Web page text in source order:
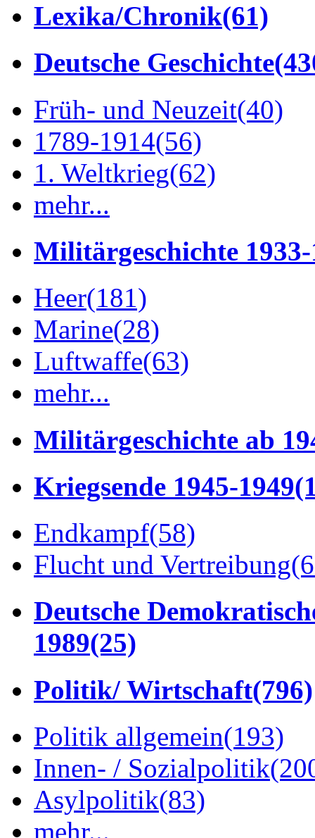
Lexika/Chronik(61)
Deutsche Geschichte
Früh- und Neuzeit(40)
1789-1914(56)
1. Weltkrieg(62)
mehr...
Militärgeschichte 1933-
Heer(181)
Marine(28)
Luftwaffe(63)
mehr...
Militärgeschichte ab
Kriegsende 1945-1949
Endkampf(58)
Flucht und Vertreibung
Deutsche
1989(25)
Politik/ Wirtschaft(796)
Politik allgemein(193)
Innen- / Sozialpolitik
Asylpolitik(83)
mehr...